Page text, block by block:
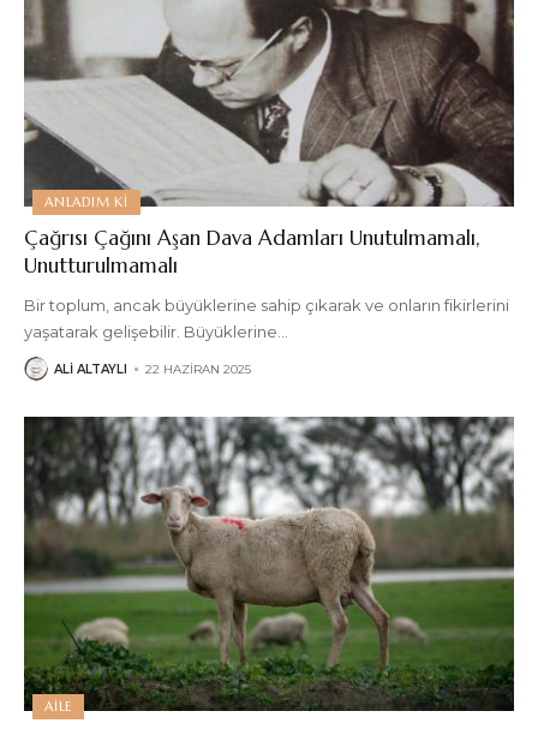
ANLADIM KI
Çağrısı Çağını Aşan Dava Adamları Unutulmamalı,
Unutturulmamalı
Bir toplum, ancak büyüklerine sahip çıkarak ve onların fikirlerini
yaşatarak gelişebilir. Büyüklerine…
ALI ALTAYLI 22 HAZIRAN 2025
AILE